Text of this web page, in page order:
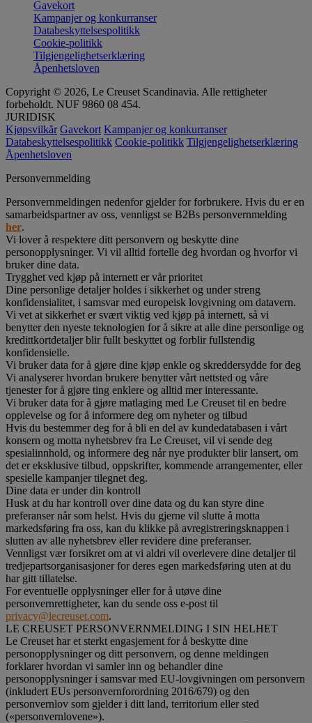
Gavekort
Kampanjer og konkurranser
Databeskyttelsespolitikk
Cookie-politikk
Tilgjengelighetserklæring
Åpenhetsloven
Copyright © 2026, Le Creuset Scandinavia. Alle rettigheter
forbeholdt. NUF 9860 08 454.
JURIDISK
Kjøpsvilkår Gavekort Kampanjer og konkurranser
Databeskyttelsespolitikk Cookie-politikk Tilgjengelighetserklæring
Åpenhetsloven
Personvernmelding
Personvernmeldingen nedenfor gjelder for forbrukere. Hvis du er en
samarbeidspartner av oss, vennligst se B2Bs personvernmelding
her.
Vi lover å respektere ditt personvern og beskytte dine
personopplysninger. Vi vil alltid fortelle deg hvordan og hvorfor vi
bruker dine data.
Trygghet ved kjøp på internett er vår prioritet
Dine personlige detaljer holdes i sikkerhet og under streng
konfidensialitet, i samsvar med europeisk lovgivning om datavern.
Vi vet at sikkerhet er svært viktig ved kjøp på internett, så vi
benytter den nyeste teknologien for å sikre at alle dine personlige og
kredittkortdetaljer blir fullt beskyttet og forblir fullstendig
konfidensielle.
Vi bruker data for å gjøre dine kjøp enkle og skreddersydde for deg
Vi analyserer hvordan brukere benytter vårt nettsted og våre
tjenester for å gjøre ting enklere og alltid mer interessante.
Vi bruker data for å gjøre matlaging med Le Creuset til en bedre
opplevelse og for å informere deg om nyheter og tilbud
Hvis du bestemmer deg for å bli en del av kundedatabasen i vårt
konsern og motta nyhetsbrev fra Le Creuset, vil vi sende deg
spesialinnhold, og informere deg når nye produkter blir lansert, om
det er eksklusive tilbud, oppskrifter, kommende arrangementer, eller
spesielle kampanjer tilegnet deg.
Dine data er under din kontroll
Husk at du har kontroll over dine data og du kan styre dine
preferanser når som helst. Hvis du gjerne vil slutte å motta
markedsføring fra oss, kan du klikke på avregistreringsknappen i
slutten av alle nyhetsbrev eller revidere dine preferanser.
Vennligst vær forsikret om at vi aldri vil overlevere dine detaljer til
tredjepartsorganisasjoner for deres egen markedsføring uten at du
har gitt tillatelse.
For eventuelle opplysninger eller for å utøve dine
personvernrettigheter, kan du sende oss e-post til
privacy@lecreuset.com.
LE CREUSET PERSONVERNMELDING I SIN HELHET
Le Creuset har et sterkt engasjement for å beskytte dine
personopplysninger og ditt personvern, og denne meldingen
forklarer hvordan vi samler inn og behandler dine
personopplysninger i samsvar med EU-lovgivningen om personvern
(inkludert EUs personvernforordning 2016/679) og den
personvernlov som gjelder i ditt land, territorium eller sted
(«personvernlovene»).